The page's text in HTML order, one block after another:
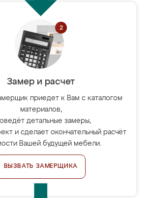
Замер и расчет
приедет к Вам с каталогом
материалов,
детальные замеры,
и сделает окончательный расчёт
Вашей будущей мебели.
ВЫЗВАТЬ ЗАМЕРЩИКА